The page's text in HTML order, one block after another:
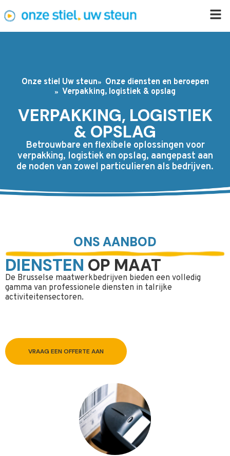
Onze stiel Uw steun
Onze diensten en beroepen
Verpakking, logistiek & opslag
VERPAKKING, LOGISTIEK
& OPSLAG
Betrouwbare en flexibele oplossingen voor
verpakking, logistiek en opslag, aangepast aan
de noden van zowel particulieren als bedrijven.
ONS AANBOD
DIENSTEN OP MAAT
De Brusselse maatwerkbedrijven bieden een volledig
gamma van professionele diensten in talrijke
activiteitensectoren.
VRAAG EEN OFFERTE AAN